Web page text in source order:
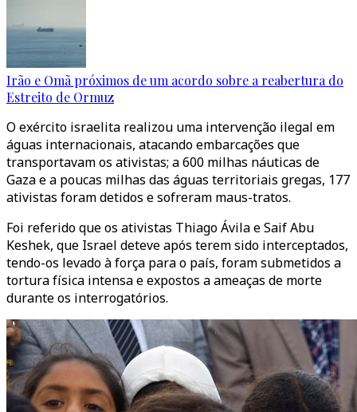
Irão e Omã próximos de um acordo sobre a reabertura do
Estreito de Ormuz
O exército israelita realizou uma intervenção ilegal em
águas internacionais, atacando embarcações que
transportavam os ativistas; a 600 milhas náuticas de
Gaza e a poucas milhas das águas territoriais gregas, 177
ativistas foram detidos e sofreram maus-tratos.
Foi referido que os ativistas Thiago Ávila e Saif Abu
Keshek, que Israel deteve após terem sido interceptados,
tendo-os levado à força para o país, foram submetidos a
tortura física intensa e expostos a ameaças de morte
durante os interrogatórios.